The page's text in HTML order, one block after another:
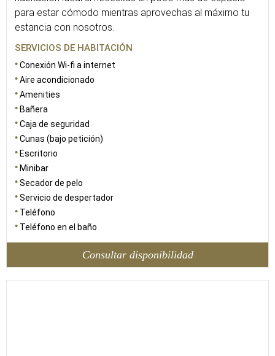
para estar cómodo mientras aprovechas al máximo tu
estancia con nosotros.
SERVICIOS DE HABITACIÓN
Conexión Wi-fi a internet
Aire acondicionado
Amenities
Bañera
Caja de seguridad
Cunas (bajo petición)
Escritorio
Minibar
Secador de pelo
Servicio de despertador
Teléfono
Teléfono en el baño
Consultar disponibilidad